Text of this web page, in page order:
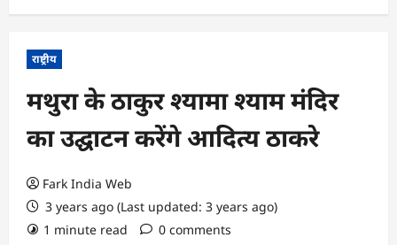
राष्ट्रीय
मथुरा के ठाकुर श्यामा श्याम मंदिर
का उद्घाटन करेंगे आदित्य ठाकरे
Fark India Web
3 years ago (Last updated: 3 years ago)
1 minute read
0 comments